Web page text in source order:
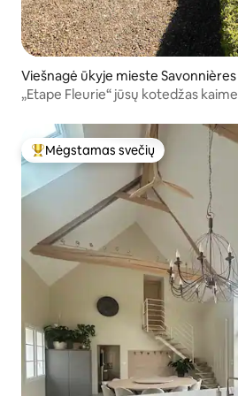
Viešnagė ūkyje mieste Savonnières
„Etape Fleurie“ jūsų kotedžas kaime
Svečių mėgstamiausias
Mėgstamas svečių